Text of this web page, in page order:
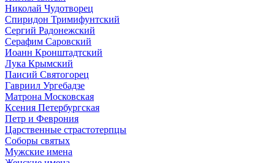
Николай Чудотворец
Спиридон Тримифунтский
Сергий Радонежский
Серафим Саровский
Иоанн Кронштадтский
Лука Крымский
Паисий Святогорец
Гавриил Ургебадзе
Матрона Московская
Ксения Петербургская
Петр и Феврония
Царственные страстотерпцы
Соборы святых
Мужские имена